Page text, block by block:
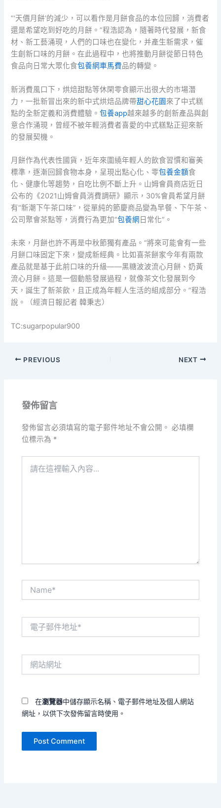
“‘天價月餅’的減少，可以看作是月餅食品的本位回歸，消費者
還是希望吃到好吃的月餅。”程浩認為，隨著時代發展，新食
材、新工藝涌現，人們的口味也在變化，并產生新需求，催
生創新口味的月餅。在此過程中，也將推動月餅從節日特色
食品向日常大眾化食包養網車馬費品的轉變。
新消費風口下，烘焙甜點等休閑零食顯示出很大的市場潛
力，一批新冒出來的新中式烘焙品牌帶甜心花園來了中式糕
點的全新定義和消費體驗。包養app越來越多的創新產品與創
意合作涌現，曾經不被年輕消費者喜愛的中式糕點正迎來新
的發展契機。
月餅作為代表性國貨，近年來圍繞年輕人的飲食習慣和審美
標準，逐漸回歸食物本身，呈現出點心化、零包養金額食
化、健康化等趨勢，自吃比例不斷上升。山姆會員商店近日
公布的《2021山姆會員消費調研》顯示，30%會員希望月餅
有“新潮下午茶口味”，從單純的節慶商品變為早餐、下午茶、
公司聚會茶點等，消費行為更加“包養網 日常化”。
未來，月餅也許不再是中秋節獨有產品。“將來可能會有一些
月餅口味固定下來，變成新經典。比如喜茶餅家今年有兩款
產品就是基于此前口味的升級——黑糖波波流心月餅、奶黃
流心月餅。這是一個動態發展過程，就像茶文化發展到今
天，誕生了新茶飲，且正成為年輕人生活的組成部分。”程浩
說。（經濟日報記者 韓秉志）
TC:sugarpopular900
PREVIOUS NEXT
發佈留言
發佈留言必須填寫的電子郵件地址不會公開。 必填欄
位標示為 *
在瀏覽器中儲存顯示名稱、電子郵件地址及個人網站
網址，以供下次發佈留言時使用。